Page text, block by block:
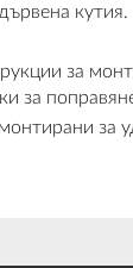
кутия.
за
за
за